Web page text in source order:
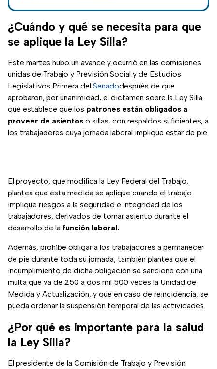
Ley Silla, que busca
dar asiento a
trabajadores.
¿Cuándo y qué se necesita para que
se aplique la Ley Silla?
Este martes hubo un avance y ocurrió en las comisiones
unidas de Trabajo y Previsión Social y de Estudios
Legislativos Primera del Senadodespués de que
aprobaron, por unanimidad, el dictamen sobre la Ley Silla
que establece que los patrones están obligados a
proveer de asientos o sillas, con respaldos suficientes, a
los trabajadores cuya jornada laboral implique estar de pie.
El proyecto, que modifica la Ley Federal del Trabajo,
plantea que esta medida se aplique cuando el trabajo
implique riesgos a la seguridad e integridad de los
trabajadores, derivados de tomar asiento durante el
desarrollo de la función laboral.
Además, prohíbe obligar a los trabajadores a permanecer
de pie durante toda su jornada; también plantea que el
incumplimiento de dicha obligación se sancione con una
multa que va de 250 a dos mil 500 veces la Unidad de
Medida y Actualización, y que en caso de reincidencia, se
pueda ordenar la suspensión temporal de las actividades.
¿Por qué es importante para la salud
la Ley Silla?
El presidente de la Comisión de Trabajo y Previsión